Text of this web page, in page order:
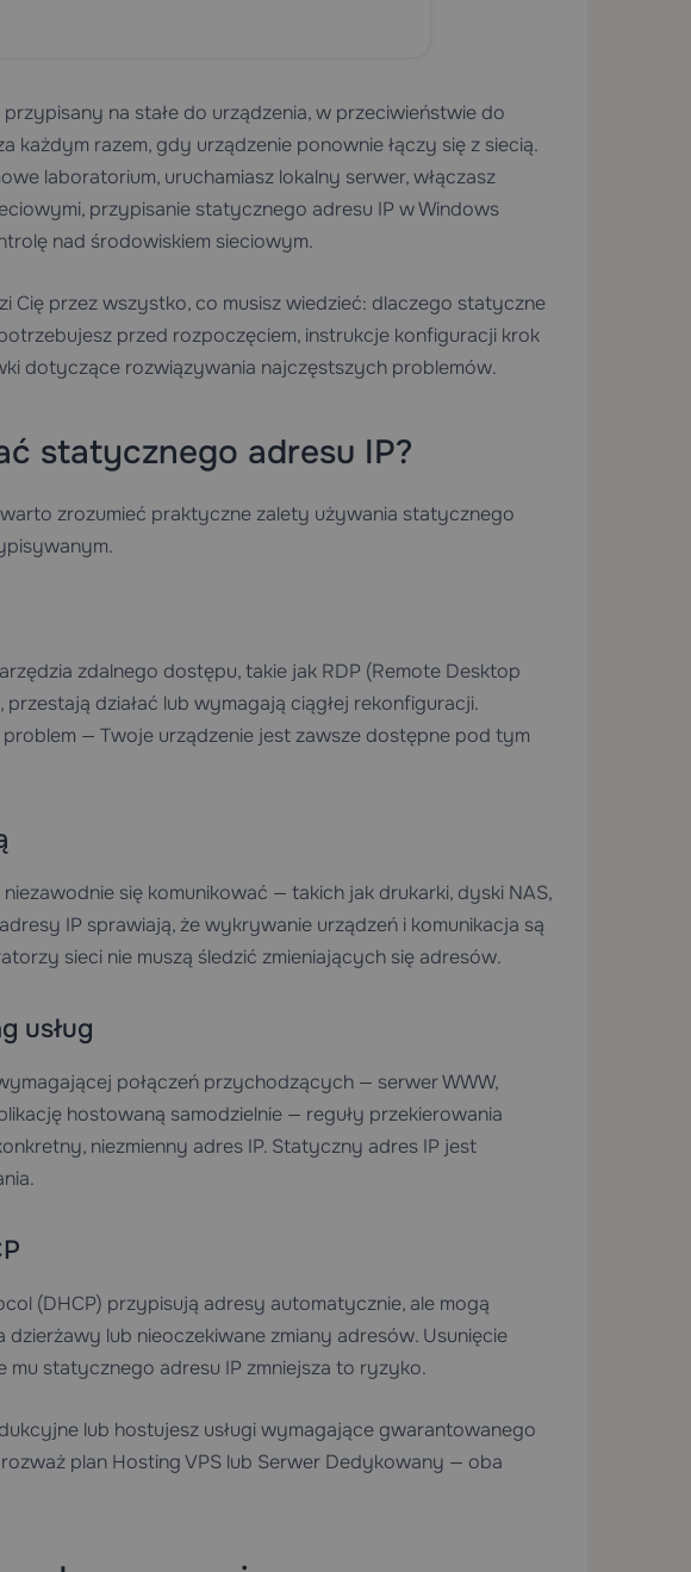
na stałe do urządzenia, w przeciwieństwie do
każdym razem, gdy urządzenie ponownie łączy się z siecią.
laboratorium, uruchamiasz lokalny serwer, włączasz
przypisanie statycznego adresu IP w Windows
nad środowiskiem sieciowym.
Cię przez wszystko, co musisz wiedzieć: dlaczego statyczne
przed rozpoczęciem, instrukcje konfiguracji krok
dotyczące rozwiązywania najczęstszych problemów.
statycznego adresu IP?
zrozumieć praktyczne zalety używania statycznego
zdalnego dostępu, takie jak RDP (Remote Desktop
działać lub wymagają ciągłej rekonfiguracji.
— Twoje urządzenie jest zawsze dostępne pod tym
się komunikować — takich jak drukarki, dyski NAS,
IP sprawiają, że wykrywanie urządzeń i komunikacja są
sieci nie muszą śledzić zmieniających się adresów.
usług
połączeń przychodzących — serwer WWW,
hostowaną samodzielnie — reguły przekierowania
niezmienny adres IP. Statyczny adres IP jest
(DHCP) przypisują adresy automatycznie, ale mogą
lub nieoczekiwane zmiany adresów. Usunięcie
mu statycznego adresu IP zmniejsza to ryzyko.
lub hostujesz usługi wymagające gwarantowanego
plan Hosting VPSlub Serwer Dedykowany — oba